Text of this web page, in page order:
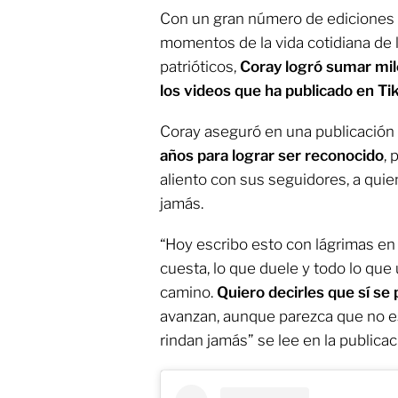
Con un gran número de
momentos de la vida cotidiana
patrióticos, Coray logró sumar
los videos que ha publicado en
Coray aseguró en una
años para lograr ser reconocido,
aliento con sus seguidores, a
jamás.
“Hoy escribo esto con lágrimas
cuesta, lo que duele y todo lo
camino. Quiero decirles que sí se
avanzan, aunque parezca que no
rindan jamás” se lee en la